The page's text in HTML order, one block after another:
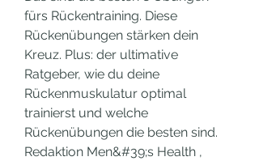
fürs Rückentraining. Diese
Rückenübungen stärken dein
Kreuz. Plus: der ultimative
Ratgeber, wie du deine
Rückenmuskulatur optimal
trainierst und welche
Rückenübungen die besten sind.
Redaktion Men&#39;s Health ,